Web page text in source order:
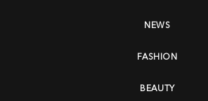
NEWS
FASHION
BEAUTY